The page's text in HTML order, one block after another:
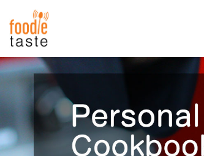
สูตรอาหาร
สูตรอาหารล่าสุด
Top Foodie
พาไปชิม
สารพันก้นครัว